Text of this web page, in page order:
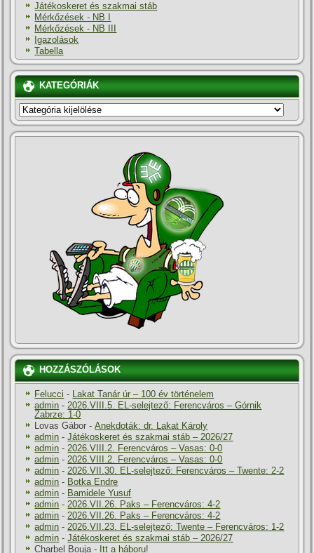
Játékoskeret és szakmai stáb
Mérkőzések - NB I
Mérkőzések - NB III
Igazolások
Tabella
KATEGÓRIÁK
KATEGÓRIÁK
HOZZÁSZÓLÁSOK
Felucci - Lakat Tanár úr – 100 év történelem
admin -2026.VIII.5. EL-selejtező: Ferencváros – Górnik
Zabrze: 1-0
Lovas Gábor -Anekdoták: dr. Lakat Károly
admin -Játékoskeret és szakmai stáb – 2026/27
admin -2026.VIII.2. Ferencváros – Vasas: 0-0
admin -2026.VIII.2. Ferencváros – Vasas: 0-0
admin -2026.VII.30. EL-selejtező: Ferencváros – Twente: 2-2
admin - Botka Endre
admin - Bamidele Yusuf
admin -2026.VII.26. Paks – Ferencváros: 4-2
admin -2026.VII.26. Paks – Ferencváros: 4-2
admin -2026.VII.23. EL-selejtező: Twente – Ferencváros: 1-2
admin -Játékoskeret és szakmai stáb – 2026/27
Charbel Bouja- Itt a háboru!